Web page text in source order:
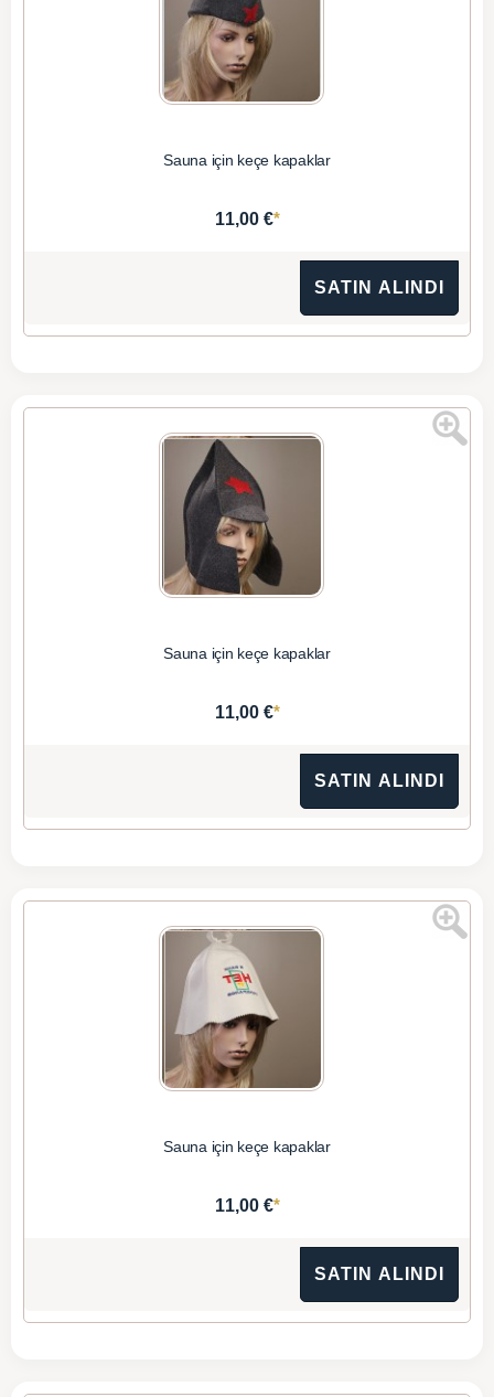
Sauna için keçe kapaklar
11,00 €*
SATIN ALINDI
Sauna için keçe kapaklar
11,00 €*
SATIN ALINDI
Sauna için keçe kapaklar
11,00 €*
SATIN ALINDI